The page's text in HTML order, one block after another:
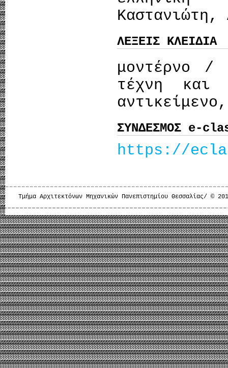
Καστανιώτη,
ΛΕΞΕΙΣ ΚΛΕΙΔΙΑ
μοντέρνο /
τέχνη και
ΣΥΝΔΕΣΜΟΣ e-
https://
Τμήμα Αρχιτεκτόνων Μηχανικών Πανεπιστημίου Θεσσαλίας/ ©